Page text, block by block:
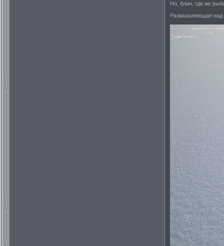
Но, блин, где же
Размышляющая над